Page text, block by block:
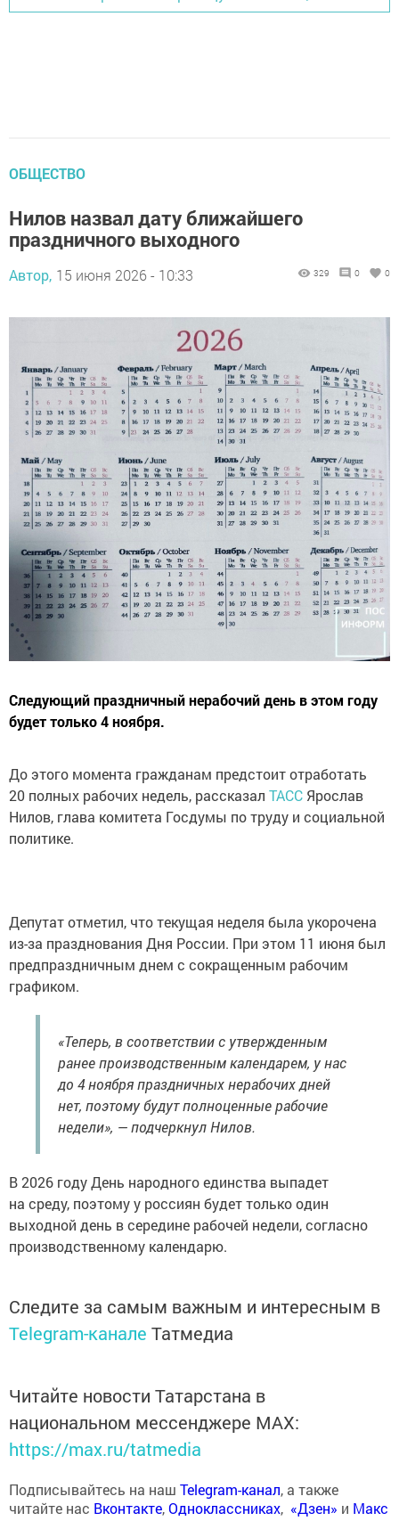
ОБЩЕСТВО
Нилов назвал дату ближайшего
праздничного выходного
Автор, 15 июня 2026 - 10:33 329 0 0
Следующий праздничный нерабочий день в этом году
будет только 4 ноября.
До этого момента гражданам предстоит отработать
20 полных рабочих недель, рассказал ТАСС Ярослав
Нилов, глава комитета Госдумы по труду и социальной
политике.
Депутат отметил, что текущая неделя была укорочена
из-за празднования Дня России. При этом 11 июня был
предпраздничным днем с сокращенным рабочим
графиком.
«Теперь, в соответствии с утвержденным
ранее производственным календарем, у нас
до 4 ноября праздничных нерабочих дней
нет, поэтому будут полноценные рабочие
недели», — подчеркнул Нилов.
В 2026 году День народного единства выпадет
на среду, поэтому у россиян будет только один
выходной день в середине рабочей недели, согласно
производственному календарю.
Следите за самым важным и интересным в
Telegram-канале Татмедиа
Читайте новости Татарстана в
национальном мессенджере MАХ:
https://max.ru/tatmedia
Подписывайтесь на наш Telegram-канал, а также
читайте нас Вконтакте,Одноклассниках, «Дзен» и Макс